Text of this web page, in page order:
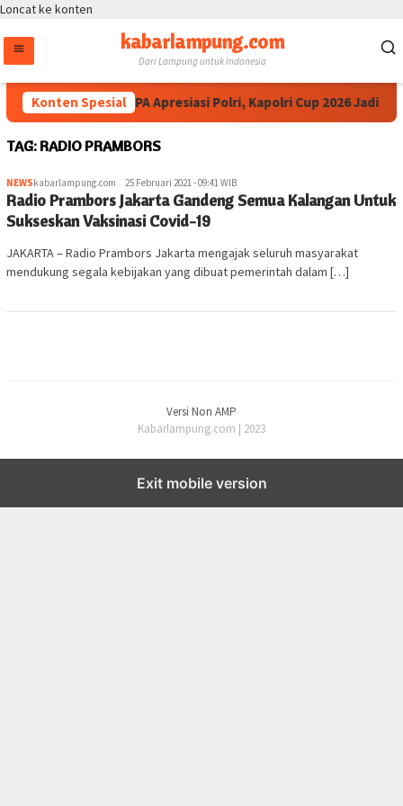
Loncat ke konten
kabarlampung.com
Dari Lampung untuk Indonesia
Konten Spesial
Ketua IESPA Apresiasi Polri, Kapolri Cup 2026 Jadi
TAG: RADIO PRAMBORS
NEWSkabarlampung.com 25 Februari 2021 - 09:41 WIB
Radio Prambors Jakarta Gandeng Semua Kalangan Untuk
Sukseskan Vaksinasi Covid-19
JAKARTA – Radio Prambors Jakarta mengajak seluruh masyarakat
mendukung segala kebijakan yang dibuat pemerintah dalam […]
Versi Non AMP
Kabarlampung.com | 2023
Exit mobile version